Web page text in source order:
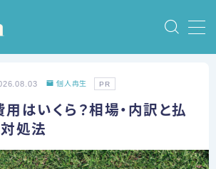
個人再生 PR
はいくら？相場・内訳と払
処法